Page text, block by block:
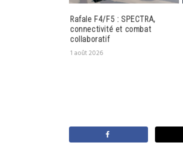
Rafale F4/F5 : SPECTRA,
connectivité et combat
collaboratif
1 août 2026